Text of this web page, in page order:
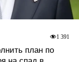
план по
1 391